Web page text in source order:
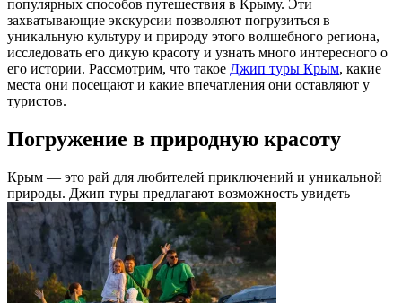
популярных способов путешествия в Крыму. Эти
захватывающие экскурсии позволяют погрузиться в
уникальную культуру и природу этого волшебного региона,
исследовать его дикую красоту и узнать много интересного о
его истории. Рассмотрим, что такое Джип туры Крым, какие
места они посещают и какие впечатления они оставляют у
туристов.
Погружение в природную красоту
Крым — это рай для любителей приключений и уникальной
природы. Джип туры предлагают возможность увидеть